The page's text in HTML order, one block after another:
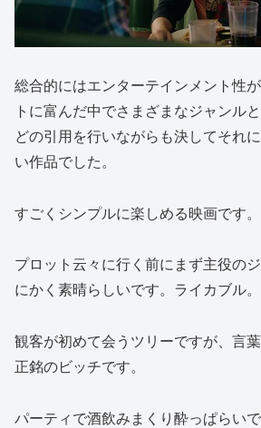
総合的にはエンターテインメント性
トに富んだ中でさまざまなジャンル
どの引用を行いながらも決してそれ
い作品でした。
すごくシンプルに楽しめる映画です。
プロット云々に行く前にまず主役の
にかく素晴らしいです。ライカブル。
観客が初めて会うツリーですが、言
正銘のビッチです。
パーティで酒飲みまくり酔っぱらい